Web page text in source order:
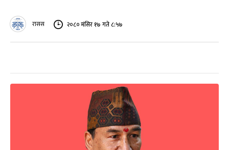
रासस २०८० मंसिर १७ गते ८:५७